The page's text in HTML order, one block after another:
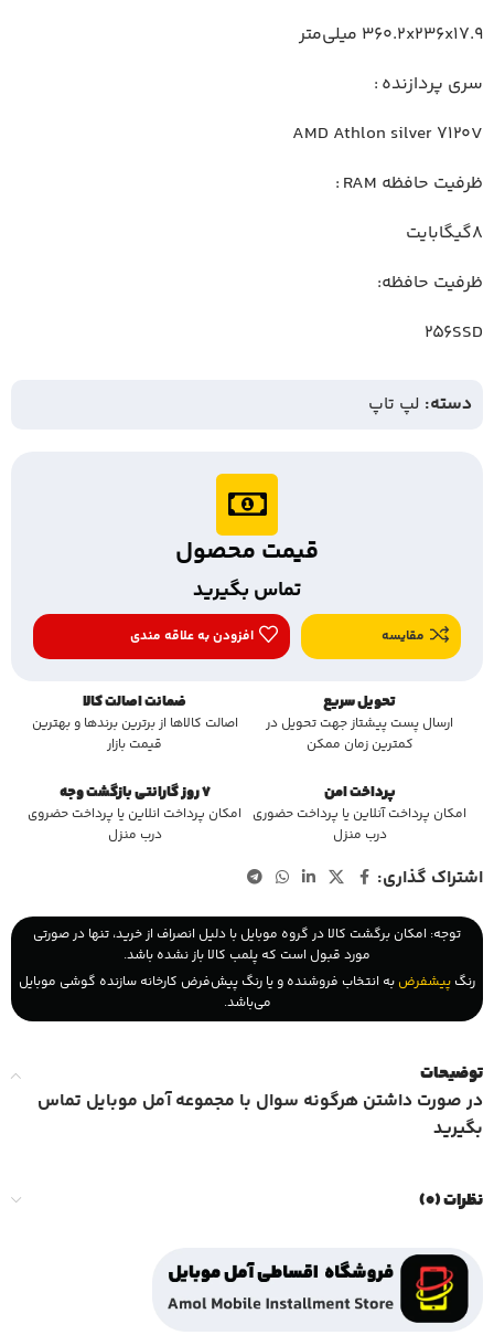
۳۶۰.۲x۲۳۶x۱۷.۹ میلی‌متر
سری پردازنده :
AMD Athlon silver 7120V
ظرفیت حافظه RAM :
8گیگابایت
ظرفیت حافظه:
256SSD
دسته: لپ تاپ
قیمت محصول
تماس بگیرید
مقایسه افزودن به علاقه مندی
تحویل سریع
ارسال پست پیشتاز جهت تحویل در
کمترین زمان ممکن
ضمانت اصالت کالا
اصالت کالاها از برترین برندها و بهترین
قیمت بازار
پرداخت امن
امکان پرداخت آنلاین یا پرداخت حضوری
درب منزل
7 روز گارانتی بازگشت وجه
امکان پرداخت انلاین یا پرداخت حضروی
درب منزل
اشتراک گذاری:
توجه: امکان برگشت کالا در گروه موبایل با دلیل انصراف از خرید، تنها در صورتی
مورد قبول است که پلمب کالا باز نشده باشد.
رنگ پیشفرض به انتخاب فروشنده و یا رنگ پیش‌فرض کارخانه سازنده گوشی موبایل
می‌باشد.
توضیحات
در صورت داشتن هرگونه سوال با مجموعه آمل موبایل تماس
بگیرید
نظرات (0)